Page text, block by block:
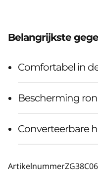
Belangrijkste
Comfortabel in
Bescherming
Converteerbare
Artikelnummer